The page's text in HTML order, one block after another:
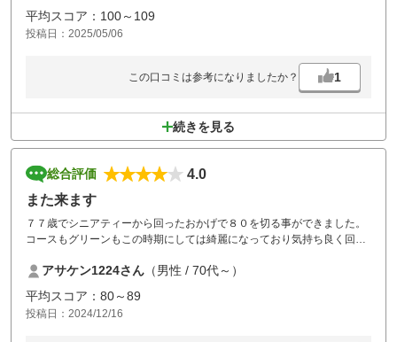
たようなものでした。スルーだったのですが、後半のコースの案内を間
違えたスタッフ。謝ることもせず、こっちこっち！はないでしょ？そん
な不満の中、各ホール待たされて、南3のロングホール、、どなたかの
出来ませんか？ここ最近にない酷いゴルフ場でした。
平均スコア：100～109
投稿日：2025/05/06
この口コミは参考になりましたか？ 1
続きを見る
総合評価
4.0
また来ます
７７歳でシニアティーから回ったおかげで８０を切る事ができました。
コースもグリーンもこの時期にしては綺麗になっており気持ち良く回れ
アサケン1224さん （男性 / 70代～）
平均スコア：80～89
投稿日：2024/12/16